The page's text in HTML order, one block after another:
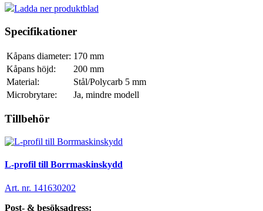
Ladda ner produktblad
Specifikationer
Kåpans diameter: 170 mm
Kåpans höjd:
200 mm
Material:
Stål/Polycarb 5 mm
Microbrytare:
Ja, mindre modell
Tillbehör
L-profil till Borrmaskinskydd
Art. nr. 141630202
Post- & besöksadress: